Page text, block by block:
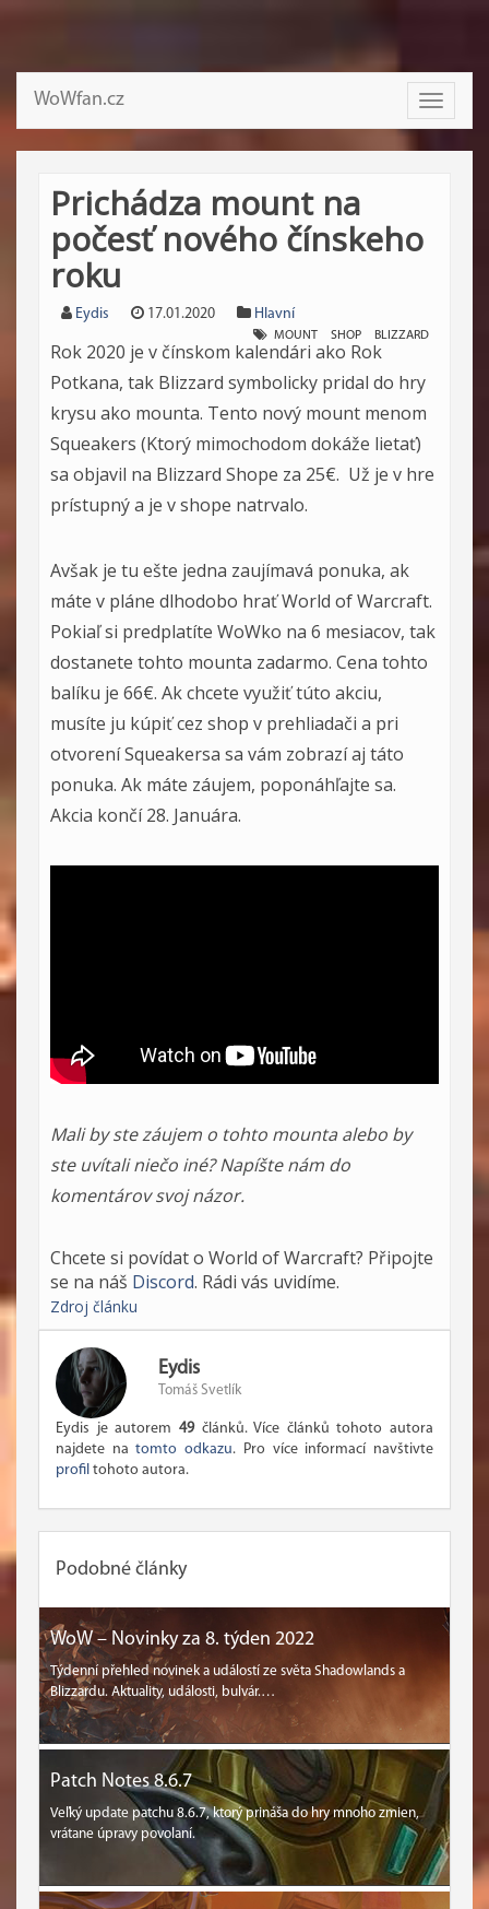
Toggle
WoWfan.cz
Prichádza mount na
počesť nového čínskeho
roku
Eydis 17.01.2020 Hlavní
MOUNT SHOP BLIZZARD
Rok 2020 je v čínskom kalendári ako Rok
Potkana, tak Blizzard symbolicky pridal do hry
krysu ako mounta. Tento nový mount menom
Squeakers (Ktorý mimochodom dokáže lietať)
sa objavil na Blizzard Shope za 25€. Už je v hre
prístupný a je v shope natrvalo.
Avšak je tu ešte jedna zaujímavá ponuka, ak
máte v pláne dlhodobo hrať World of Warcraft.
Pokiaľ si predplatíte WoWko na 6 mesiacov, tak
dostanete tohto mounta zadarmo. Cena tohto
balíku je 66€. Ak chcete využiť túto akciu,
musíte ju kúpiť cez shop v prehliadači a pri
otvorení Squeakersa sa vám zobrazí aj táto
ponuka. Ak máte záujem, poponáhľajte sa.
Akcia končí 28. Januára.
Mali by ste záujem o tohto mounta alebo by
ste uvítali niečo iné? Napíšte nám do
komentárov svoj názor.
Chcete si povídat o World of Warcraft? Připojte
se na náš Discord. Rádi vás uvidíme.
Zdroj článku
Eydis
Tomáš Svetlík
Eydis je autorem 49článků. Více článků tohoto autora
najdete natomto odkazu. Pro více informací navštivte
profil tohoto autora.
Podobné články
WoW – Novinky za 8. týden 2022
Týdenní přehled novinek a událostí ze světa Shadowlands a
Blizzardu. Aktuality, události, bulvár.…
Patch Notes 8.6.7
Veľký update patchu 8.6.7, ktorý prináša do hry mnoho zmien,
vrátane úpravy povolaní.